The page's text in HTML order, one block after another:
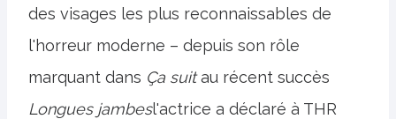
des visages les plus reconnaissables de
l'horreur moderne – depuis son rôle
marquant dans Ça suitau récent succès
Longues jambesl'actrice a déclaré à THR